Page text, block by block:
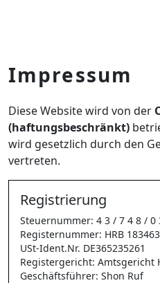
Impressum
Diese Website wird von der
(haftungsbeschränkt)
wird gesetzlich durch den
vertreten.
Registrierung
Steuernummer: 4 3 / 7 4 8 / 0
Registernummer: HRB 183463
USt-Ident.Nr. DE365235261
Registergericht: Amtsgericht
Geschäftsführer: Shon Ruf